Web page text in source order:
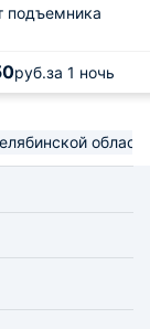
подъемника
руб.за 1 ночь